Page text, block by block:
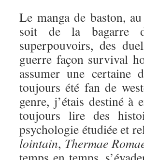
Le manga de baston,
soit de la bagarre
superpouvoirs, des
guerre façon survival
assumer une
toujours été fan de
genre, j’étais destiné
toujours lire des
psychologie étudiée et
lointain, Thermae